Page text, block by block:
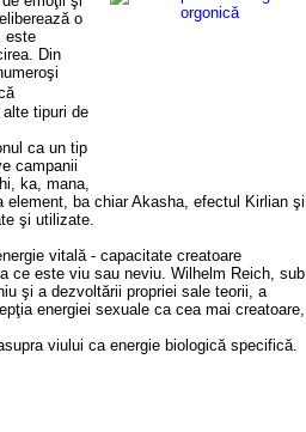
o
este
Din
tipuri de
ca un tip
campanii
ka, mana,
ba chiar Akasha, efectul Kirlian şi
şi utilizate.
vitală - capacitate creatoare
ce este viu sau neviu. Wilhelm Reich, sub
şi a dezvoltării propriei sale teorii, a
energiei sexuale ca cea mai creatoare,
viului ca energie biologică specifică.